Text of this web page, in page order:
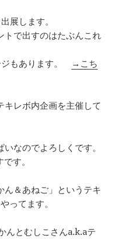
展します。
トで出すのはたぶんこれ
ジもあります。
→こち
キレボ内企画を主催して
なのでよろしくです。
す。
ん＆あねご」というテキ
ってます。
んとむしこさんa.k.aテ